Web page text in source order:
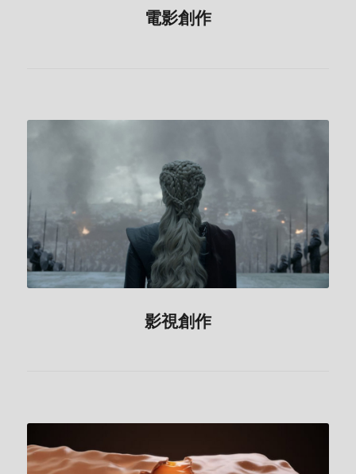
電影創作
影視創作
影視創作